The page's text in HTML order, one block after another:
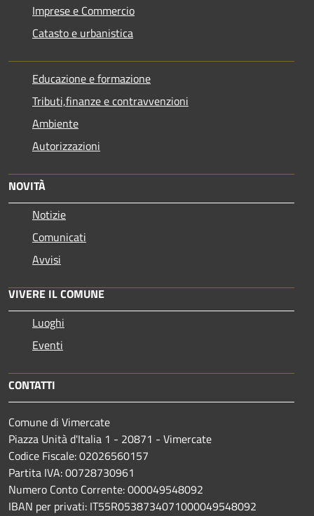
Imprese e Commercio
Catasto e urbanistica
Educazione e formazione
Tributi,finanze e contravvenzioni
Ambiente
Autorizzazioni
NOVITÀ
Notizie
Comunicati
Avvisi
VIVERE IL COMUNE
Luoghi
Eventi
CONTATTI
Comune di Vimercate
Piazza Unità d'Italia 1 - 20871 - Vimercate
Codice Fiscale: 02026560157
Partita IVA: 00728730961
Numero Conto Corrente: 000049548092
IBAN per privati: IT55R0538734071000049548092